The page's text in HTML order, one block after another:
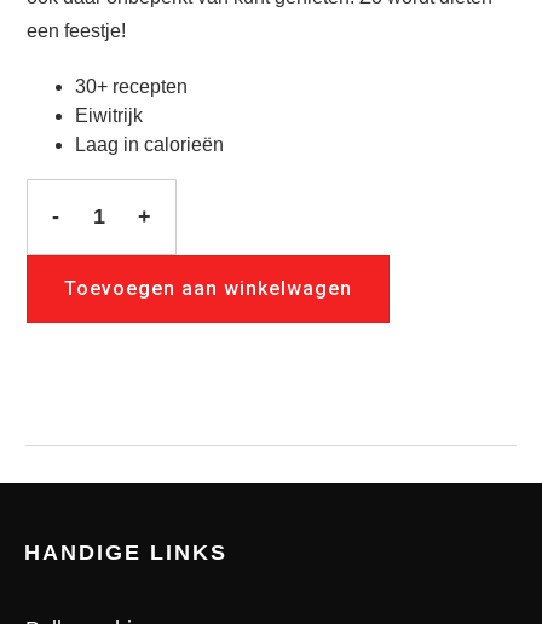
een feestje!
30+ recepten
Eiwitrijk
Laag in calorieën
-
Protein
Pleasures
E-
Book
+
Toevoegen aan winkelwagen
HANDIGE LINKS